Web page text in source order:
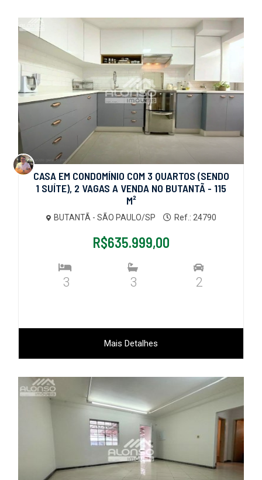
CASA EM CONDOMÍNIO COM 3 QUARTOS (SENDO
1 SUÍTE), 2 VAGAS A VENDA NO BUTANTÃ - 115
M²
BUTANTÃ - SÃO PAULO/SP Ref.: 24790
R$635.999,00
3 3 2
Mais Detalhes